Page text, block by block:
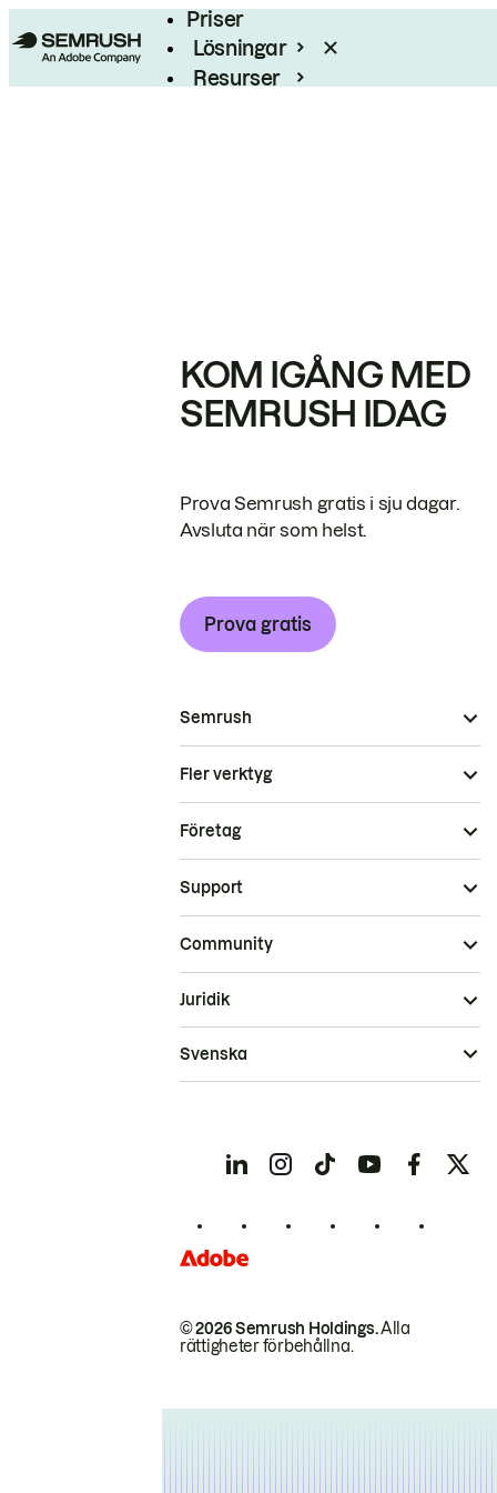
Priser
Lösningar
Resurser
KOM IGÅNG MED
SEMRUSH IDAG
Prova Semrush gratis i sju dagar.
Avsluta när som helst.
Prova gratis
Semrush
Fler verktyg
Företag
Support
Community
© 2026 Semrush Holdings.Alla
rättigheter förbehållna.
Juridik
Svenska